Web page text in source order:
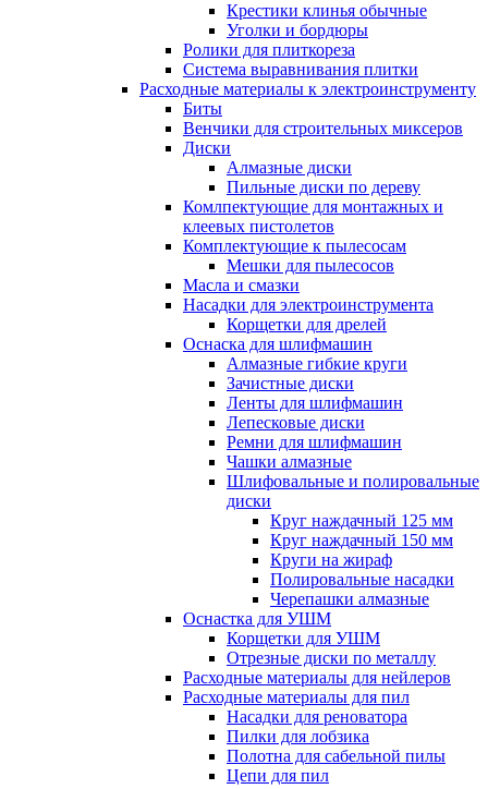
Крестики клинья обычные
Уголки и бордюры
Ролики для плиткореза
Система выравнивания плитки
Расходные материалы к электроинструменту
Биты
Венчики для строительных миксеров
Диски
Алмазные диски
Пильные диски по дереву
Комлпектующие для монтажных и
клеевых пистолетов
Комплектующие к пылесосам
Мешки для пылесосов
Масла и смазки
Насадки для электроинструмента
Корщетки для дрелей
Оснаска для шлифмашин
Алмазные гибкие круги
Зачистные диски
Ленты для шлифмашин
Лепесковые диски
Ремни для шлифмашин
Чашки алмазные
Шлифовальные и полировальные
диски
Круг наждачный 125 мм
Круг наждачный 150 мм
Круги на жираф
Полировальные насадки
Черепашки алмазные
Оснастка для УШМ
Корщетки для УШМ
Отрезные диски по металлу
Расходные материалы для нейлеров
Расходные материалы для пил
Насадки для реноватора
Пилки для лобзика
Полотна для сабельной пилы
Цепи для пил